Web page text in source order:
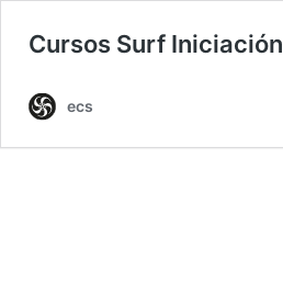
Cursos Surf Iniciación
ecs